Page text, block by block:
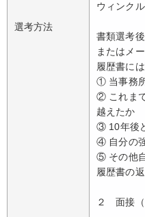
選考方法
ウィンク
書類選考
またはメ
履歴書に
① 当事務
② これま
越えたか
③ 10年後
④ 自分の
⑤ その他
履歴書の
２ 面接（